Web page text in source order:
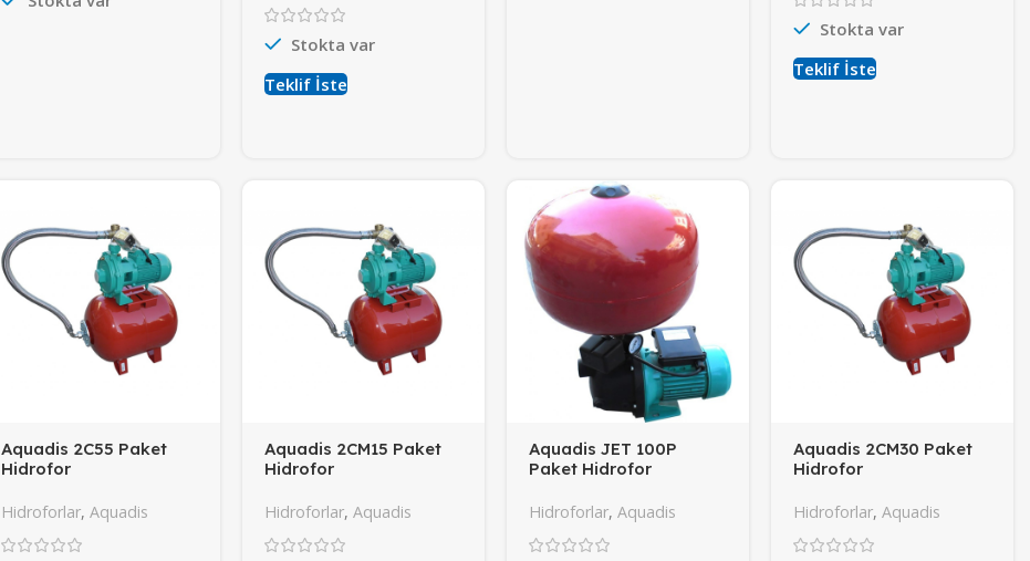
Stokta var
Teklif İste
Stokta var
Teklif İste
Aquadis 2C55 Paket
Hidrofor
Hidroforlar, Aquadis
Aquadis 2CM15 Paket
Hidrofor
Hidroforlar,Aquadis
Aquadis JET 100P
Paket Hidrofor
Hidroforlar,Aquadis
Aquadis 2CM30 Paket
Hidrofor
Hidroforlar,Aquadis